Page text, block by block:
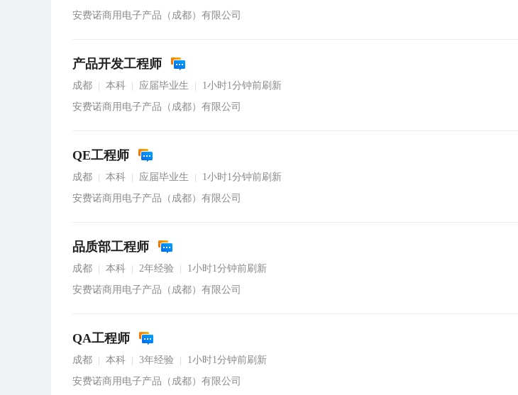
安费诺商用电子产品（成都）有限公司
产品开发工程师
成都 本科 应届毕业生
1小时1分钟前刷新
安费诺商用电子产品（成都）有限公司
QE工程师
成都 本科 应届毕业生
1小时1分钟前刷新
安费诺商用电子产品（成都）有限公司
品质部工程师
成都 本科 2年经验
1小时1分钟前刷新
安费诺商用电子产品（成都）有限公司
QA工程师
成都 本科 3年经验
1小时1分钟前刷新
安费诺商用电子产品（成都）有限公司